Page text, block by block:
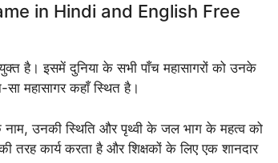
in Hindi and English Free
है। इसमें दुनिया के सभी पाँच महासागरों को उनके
महासागर कहाँ स्थित है।
नाम, उनकी स्थिति और पृथ्वी के जल भाग के महत्व को
कार्य करता है और शिक्षकों के लिए एक शानदार